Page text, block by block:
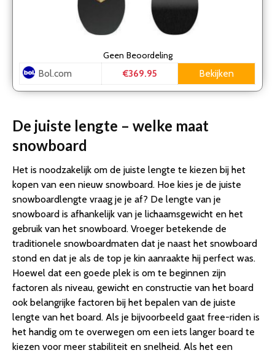
Geen Beoordeling
Bol.com €369.95 Bekijken
De juiste lengte – welke maat
snowboard
Het is noodzakelijk om de juiste lengte te kiezen bij het
kopen van een nieuw snowboard. Hoe kies je de juiste
snowboardlengte vraag je je af? De lengte van je
snowboard is afhankelijk van je lichaamsgewicht en het
gebruik van het snowboard. Vroeger betekende de
traditionele snowboardmaten dat je naast het snowboard
stond en dat je als de top je kin aanraakte hij perfect was.
Hoewel dat een goede plek is om te beginnen zijn
factoren als niveau, gewicht en constructie van het board
ook belangrijke factoren bij het bepalen van de juiste
lengte van het board. Als je bijvoorbeeld gaat free-riden is
het handig om te overwegen om een iets langer board te
kiezen voor meer stabiliteit en snelheid. Als het een